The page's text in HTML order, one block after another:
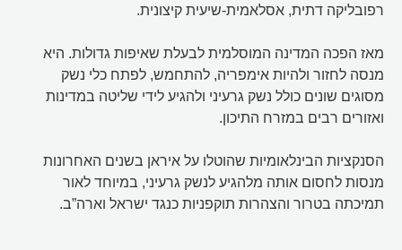
רפובליקה דתית, אסלאמית-שיעית קיצונית.
מאז הפכה המדינה המוסלמית לבעלת שאיפות גדולות. היא
מנסה לחזור ולהיות אימפריה, להתחמש, לפתח כלי נשק
מסוגים שונים כולל נשק גרעיני ולהגיע לידי שליטה במדינות
ואזורים רבים במזרח התיכון.
הסנקציות הבינלאומיות שהוטלו על איראן בשנים האחרונות
מנסות לחסום אותה מלהגיע לנשק גרעיני, במיוחד לאור
תמיכתה בטרור והצהרות תוקפניות כנגד ישראל וארה”ב.